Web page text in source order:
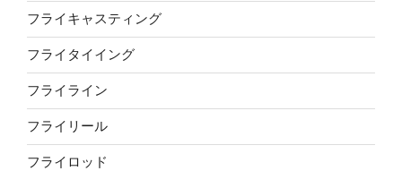
フライキャスティング
フライタイイング
フライライン
フライリール
フライロッド